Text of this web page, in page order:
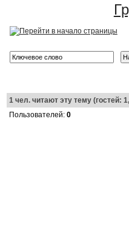
1чел. читают эту тему (гостей:
Пользователей: 0